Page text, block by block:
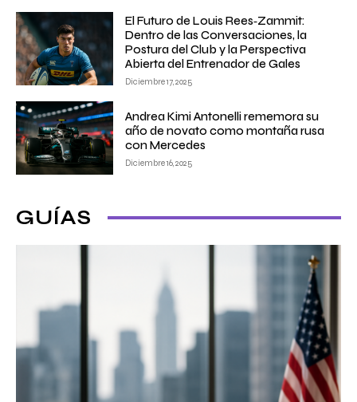
El Futuro de Louis Rees‑Zammit:
Dentro de las Conversaciones, la
Postura del Club y la Perspectiva
Abierta del Entrenador de Gales
Diciembre 17, 2025
Andrea Kimi Antonelli rememora su
año de novato como montaña rusa
con Mercedes
Diciembre 16, 2025
GUÍAS